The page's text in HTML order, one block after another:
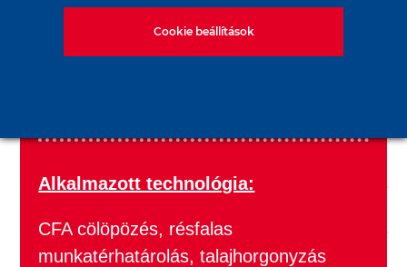
Alkalmazott technológia:
CFA cölöpözés, résfalas
munkatérhatárolás, talajhorgonyzás
Cookie beállítások